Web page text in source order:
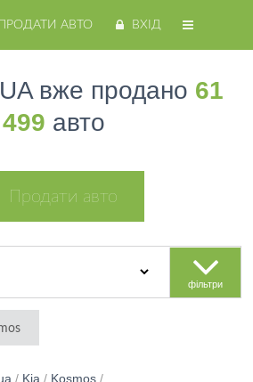
ПРОДАТИ АВТО ВХІД
вже продано 61
499 авто
Продати авто
фільтри
/ Kia / Kosmos /